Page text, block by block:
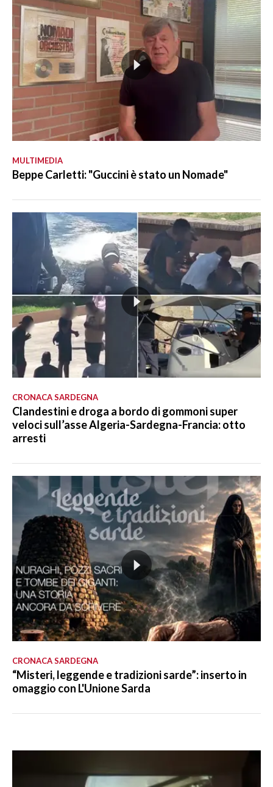
MULTIMEDIA
Beppe Carletti: "Guccini è stato un Nomade"
CRONACA SARDEGNA
Clandestini e droga a bordo di gommoni super
veloci sull’asse Algeria-Sardegna-Francia: otto
arresti
CRONACA SARDEGNA
“Misteri, leggende e tradizioni sarde”: inserto in
omaggio con L'Unione Sarda